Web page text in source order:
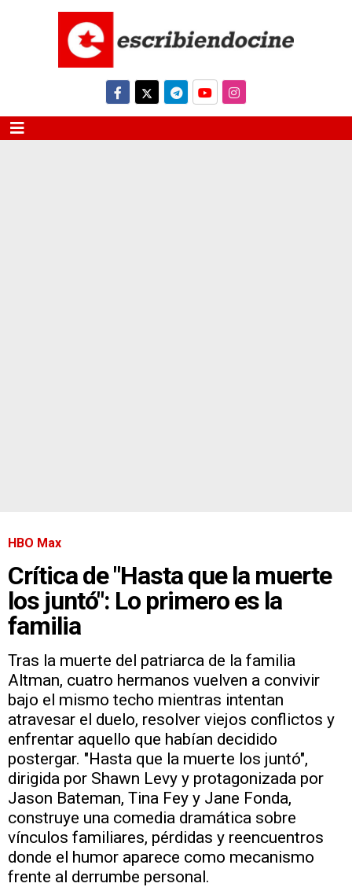
HBO Max
Crítica de "Hasta que la muerte
los juntó": Lo primero es la
familia
Tras la muerte del patriarca de la familia
Altman, cuatro hermanos vuelven a convivir
bajo el mismo techo mientras intentan
atravesar el duelo, resolver viejos conflictos y
enfrentar aquello que habían decidido
postergar. "Hasta que la muerte los juntó",
dirigida por Shawn Levy y protagonizada por
Jason Bateman, Tina Fey y Jane Fonda,
construye una comedia dramática sobre
vínculos familiares, pérdidas y reencuentros
donde el humor aparece como mecanismo
frente al derrumbe personal.